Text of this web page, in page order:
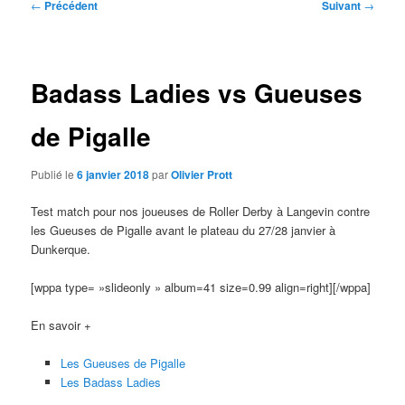
← Précédent Suivant →
Badass Ladies vs Gueuses
de Pigalle
Publié le6 janvier 2018parOlivier Prott
Test match pour nos joueuses de Roller Derby à Langevin contre
les Gueuses de Pigalle avant le plateau du 27/28 janvier à
Dunkerque.
[wppa type= »slideonly » album=41 size=0.99 align=right][/wppa]
En savoir +
Les Gueuses de Pigalle
Les Badass Ladies